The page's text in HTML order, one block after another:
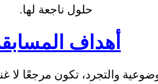
حلول ناجعة لها.
أهداف
والتجرد، تكون مرجعًا